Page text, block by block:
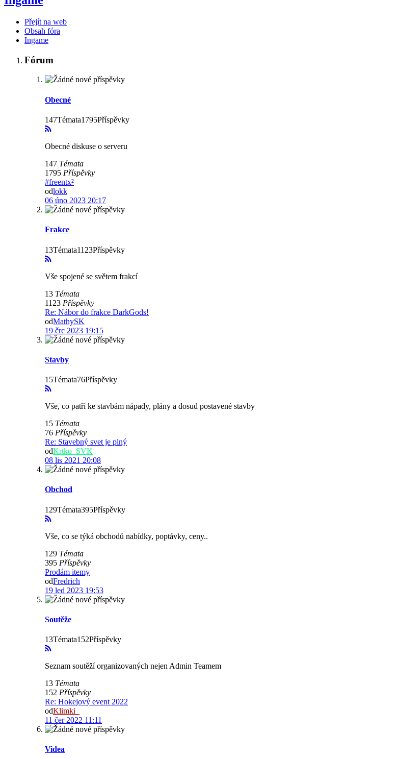
Přejít na web
Obsah fóra
Ingame
Fórum
Obecné
147Témata1795Příspěvky
Obecné diskuse o serveru
147 Témata
1795 Příspěvky
#freentx²
odlokk
06 úno 2023 20:17
Frakce
13Témata1123Příspěvky
Vše spojené se světem frakcí
13 Témata
1123 Příspěvky
Re: Nábor do frakce DarkGods!
odMathySK
19 črc 2023 19:15
Stavby
15Témata76Příspěvky
Vše, co patří ke stavbám nápady, plány a dosud postavené stavby
15 Témata
76 Příspěvky
Re: Stavebný svet je plný
odKrtko_SVK
08 lis 2021 20:08
Obchod
129Témata395Příspěvky
Vše, co se týká obchodů nabídky, poptávky, ceny..
129 Témata
395 Příspěvky
Prodám itemy
odFredrich
19 led 2023 19:53
Soutěže
13Témata152Příspěvky
Seznam soutěží organizovaných nejen Admin Teamem
13 Témata
152 Příspěvky
Re: Hokejový event 2022
odKlimki_
11 čer 2022 11:11
Videa